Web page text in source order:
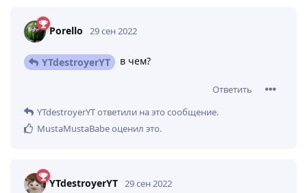
Porello 29 сен 2022
YTdestroyerYT в чем?
Ответить
YTdestroyerYTответили на это сообщение.
MustaMustaBabeоценил это.
YTdestroyerYT 29 сен 2022